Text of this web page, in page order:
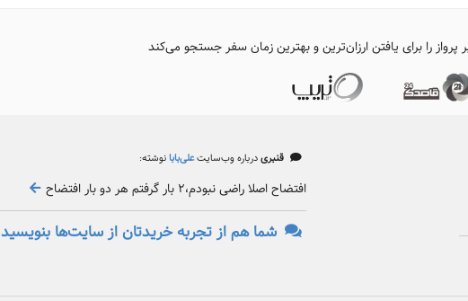
را برای یافتن ارزان‌ترین و بهترین زمان سفر جستجو می‌کند
قنبریدرباره وب‌سایتعلی‌بابانوشته:
افتضاح اصلا راضی نبودم،۲ بار گرفتم هر دو بار افتضاح
شما هم از تجربه خریدتان از سایت‌ها بنویسید